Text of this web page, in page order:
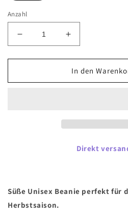
Anzahl
Verringere
die
Menge
Beanie
Erhöhe
die
Menge
für
Beanie
In den
Direkt
Süße Unisex Beanie perfekt für
Herbstsaison.